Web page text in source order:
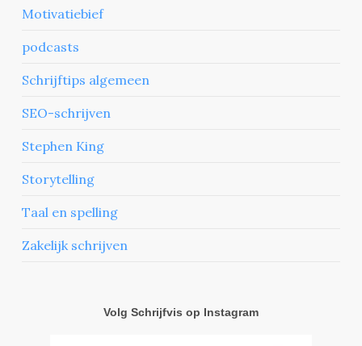
Motivatiebief
podcasts
Schrijftips algemeen
SEO-schrijven
Stephen King
Storytelling
Taal en spelling
Zakelijk schrijven
Volg Schrijfvis op Instagram